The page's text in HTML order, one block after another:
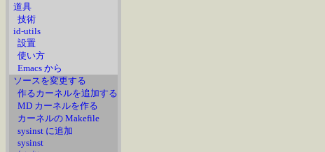
道具
技術
id-utils
設置
使い方
Emacs から
ソースを変更する
作るカーネルを追加する
MD カーネルを作る
カーネルの Makefile
sysinst に追加
sysinst